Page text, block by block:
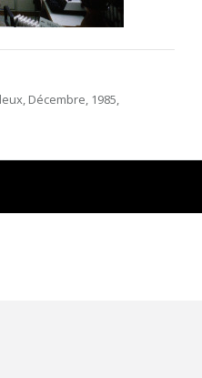
Décembre, 1985,